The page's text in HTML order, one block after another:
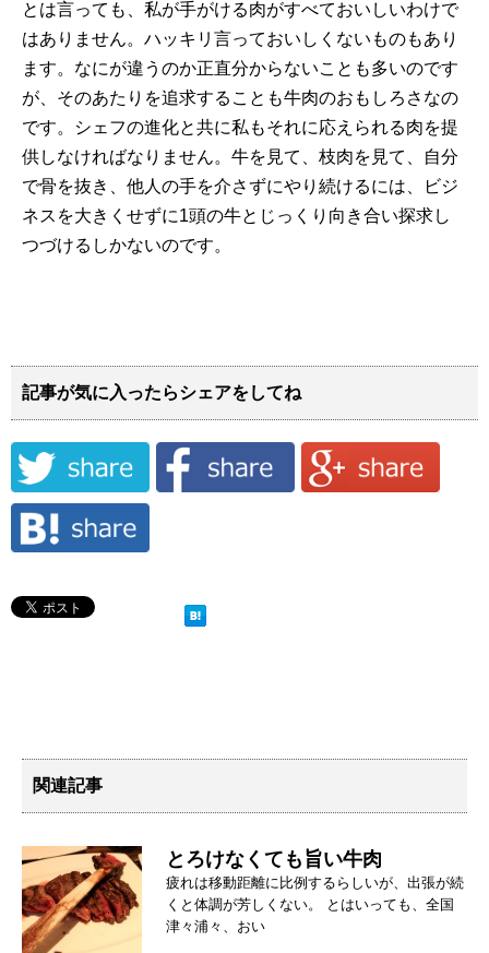
とは言っても、私が手がける肉がすべておいしいわけで
はありません。ハッキリ言っておいしくないものもあり
ます。なにが違うのか正直分からないことも多いのです
が、そのあたりを追求することも牛肉のおもしろさなの
です。シェフの進化と共に私もそれに応えられる肉を提
供しなければなりません。牛を見て、枝肉を見て、自分
で骨を抜き、他人の手を介さずにやり続けるには、ビジ
ネスを大きくせずに1頭の牛とじっくり向き合い探求し
つづけるしかないのです。
記事が気に入ったらシェアをしてね
関連記事
とろけなくても旨い牛肉
疲れは移動距離に比例するらしいが、出張が続
くと体調が芳しくない。 とはいっても、全国
津々浦々、おい